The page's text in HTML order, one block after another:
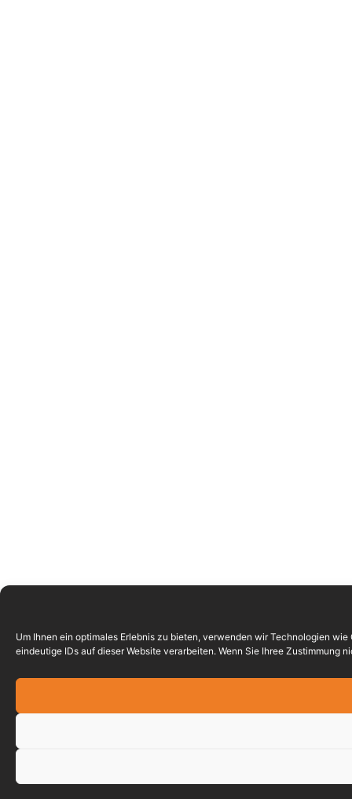
Um Ihnen ein optimales Erlebnis zu bieten, verwenden wir Technologien
eindeutige IDs auf dieser Website verarbeiten. Wenn Sie Ihree